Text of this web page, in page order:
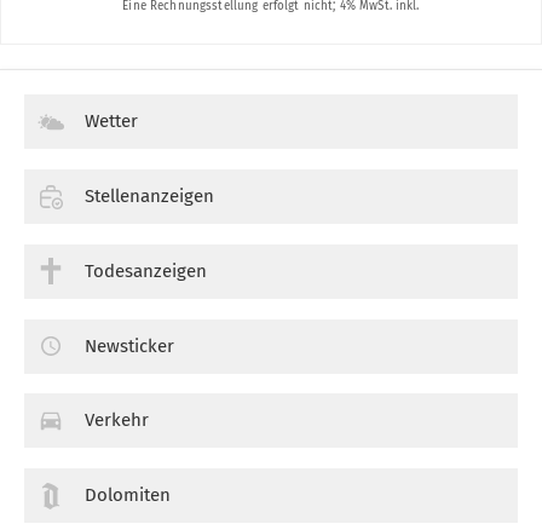
Wetter
Stellenanzeigen
Todesanzeigen
Newsticker
Verkehr
Dolomiten